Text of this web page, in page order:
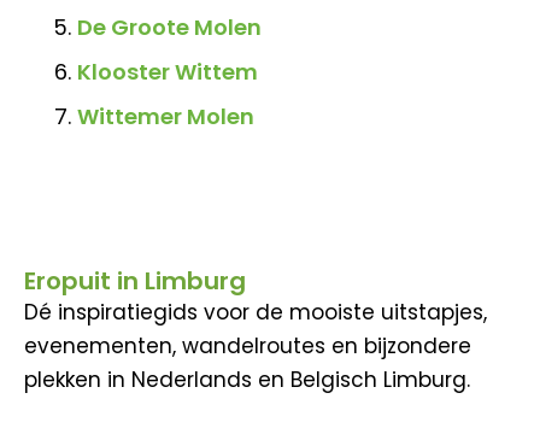
De Groote Molen
Klooster Wittem
Wittemer Molen
Eropuit in Limburg
Dé inspiratiegids voor de mooiste uitstapjes,
evenementen, wandelroutes en bijzondere
plekken in Nederlands en Belgisch Limburg.